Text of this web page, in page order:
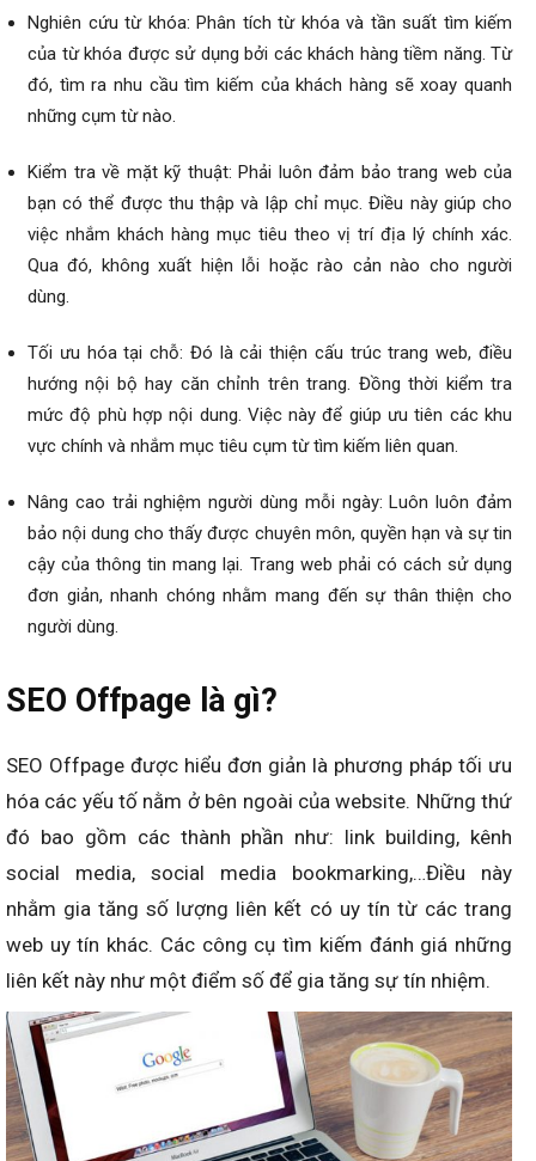
Nghiên cứu từ khóa: Phân tích từ khóa và tần suất tìm kiếm
của từ khóa được sử dụng bởi các khách hàng tiềm năng. Từ
đó, tìm ra nhu cầu tìm kiếm của khách hàng sẽ xoay quanh
những cụm từ nào.
Kiểm tra về mặt kỹ thuật: Phải luôn đảm bảo trang web của
bạn có thể được thu thập và lập chỉ mục. Điều này giúp cho
việc nhắm khách hàng mục tiêu theo vị trí địa lý chính xác.
Qua đó, không xuất hiện lỗi hoặc rào cản nào cho người
dùng.
Tối ưu hóa tại chỗ: Đó là cải thiện cấu trúc trang web, điều
hướng nội bộ hay căn chỉnh trên trang. Đồng thời kiểm tra
mức độ phù hợp nội dung. Việc này để giúp ưu tiên các khu
vực chính và nhắm mục tiêu cụm từ tìm kiếm liên quan.
Nâng cao trải nghiệm người dùng mỗi ngày: Luôn luôn đảm
bảo nội dung cho thấy được chuyên môn, quyền hạn và sự tin
cậy của thông tin mang lại. Trang web phải có cách sử dụng
đơn giản, nhanh chóng nhằm mang đến sự thân thiện cho
người dùng.
SEO Offpage là gì?
SEO Offpage được hiểu đơn giản là phương pháp tối ưu
hóa các yếu tố nằm ở bên ngoài của website. Những thứ
đó bao gồm các thành phần như: link building, kênh
social media, social media bookmarking,…Điều này
nhằm gia tăng số lượng liên kết có uy tín từ các trang
web uy tín khác. Các công cụ tìm kiếm đánh giá những
liên kết này như một điểm số để gia tăng sự tín nhiệm.